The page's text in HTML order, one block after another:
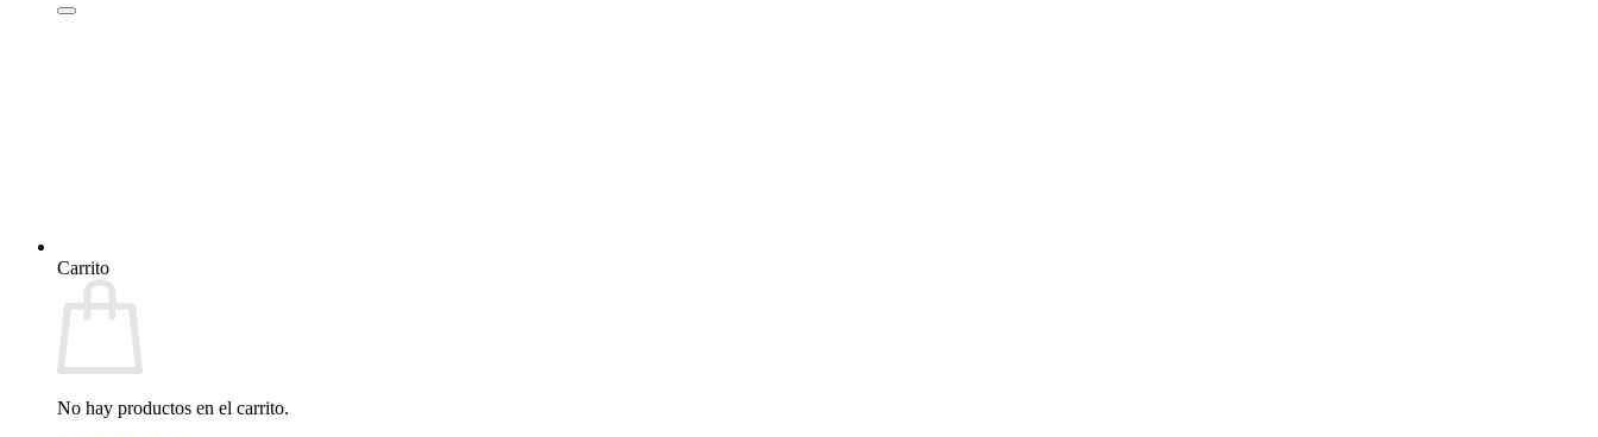
Carrito
No hay productos en el carrito.